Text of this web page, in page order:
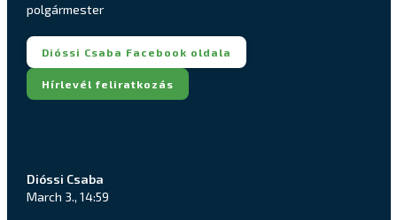
polgármester
Dióssi Csaba Facebook oldala
Hírlevél feliratkozás
Dióssi Csaba
March 3., 14:59